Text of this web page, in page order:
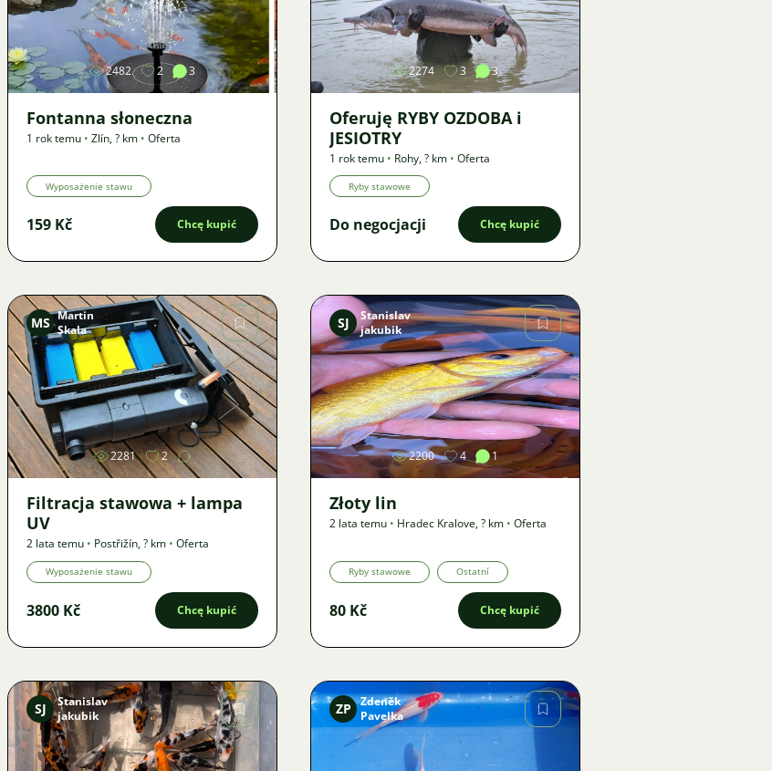
Zdjęcie
2482 2 3
Fontanna słoneczna
1 rok temu • Zlín,? km • Oferta
Wyposażenie stawu
159 Kč Chcę kupić
Zdjęcie
2274 3 3
Oferuję RYBY OZDOBA i
JESIOTRY
1 rok temu • Rohy,? km • Oferta
Ryby stawowe
Do negocjacji Chcę kupić
Zdjęcie
MS Martin
Skala
2281 2
Filtracja stawowa + lampa
UV
2 lata temu • Postřižín,? km • Oferta
Wyposażenie stawu
3800 Kč Chcę kupić
Zdjęcie
SJ
Stanislav
jakubik
2200 4 1
Złoty lin
2 lata temu • Hradec Kralove,? km • Oferta
Ryby stawowe Ostatní
80 Kč Chcę kupić
SJ
Stanislav
jakubik
ZP
Zdeněk
Pavelka